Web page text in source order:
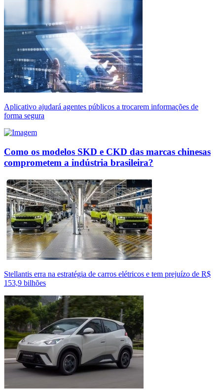
Aplicativo ajudará agentes públicos a trocarem informações de
forma segura
Como os modelos SKD e CKD das marcas chinesas
comprometem a indústria brasileira?
Stellantis erra na estratégia de carros elétricos e tem prejuízo de R$
153,9 bilhões